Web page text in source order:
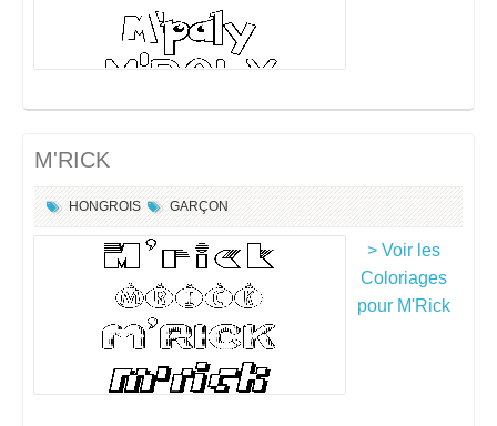
M'RICK
HONGROIS GARÇON
> Voir les
Coloriages
pour M'Rick